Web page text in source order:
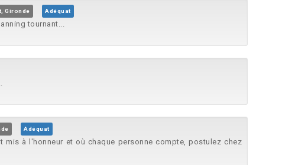
Gironde Adéquat
tournant...
Adéquat
à l'honneur et où chaque personne compte, postulez chez